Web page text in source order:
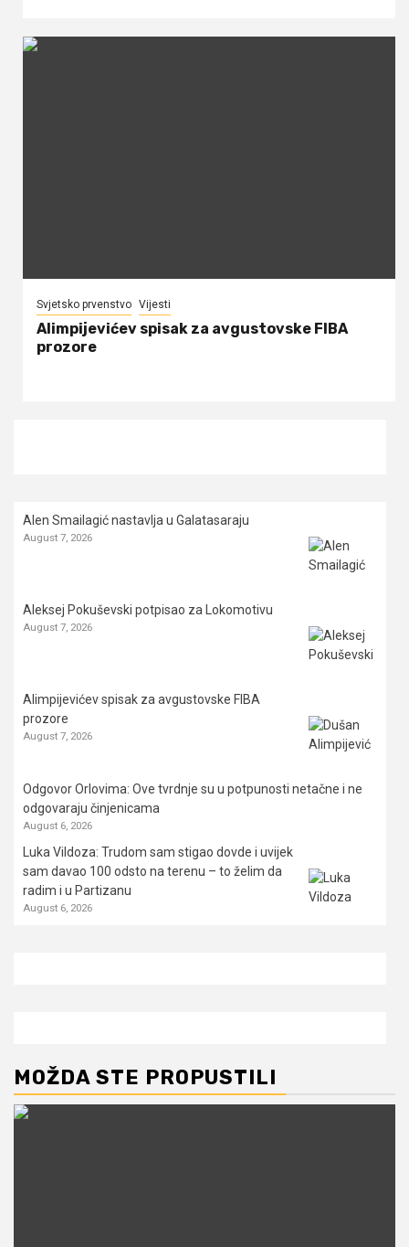
Svjetsko prvenstvo Vijesti
Alimpijevićev spisak za avgustovske FIBA
prozore
Alen Smailagić nastavlja u Galatasaraju
August 7, 2026
Aleksej Pokuševski potpisao za Lokomotivu
August 7, 2026
Alimpijevićev spisak za avgustovske FIBA
prozore
August 7, 2026
Odgovor Orlovima: ​Ove tvrdnje su u potpunosti netačne i ne
odgovaraju činjenicama
August 6, 2026
Luka Vildoza: Trudom sam stigao dovde i uvijek
sam davao 100 odsto na terenu – to želim da
radim i u Partizanu
August 6, 2026
MOŽDA STE PROPUSTILI